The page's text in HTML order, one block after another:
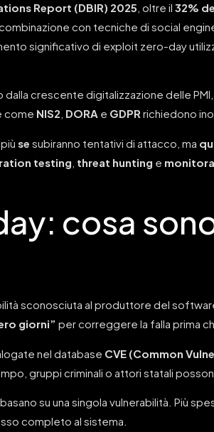
Report (DBIR) 2025 , oltre il 32%
combinazione con tecniche di social
significativo di exploit zero-day
crescente digitalizzazione delle
come NIS2 DORA e GDPR richiedono
se subiranno tentativi di attacco, ma
testing threat hunting e
cosa
sconosciuta al produttore del
giorni” per correggere la falla prima
nel database CVE (Common
gruppi criminali o attori statali
su una singola vulnerabilità. Più
completo al sistema.